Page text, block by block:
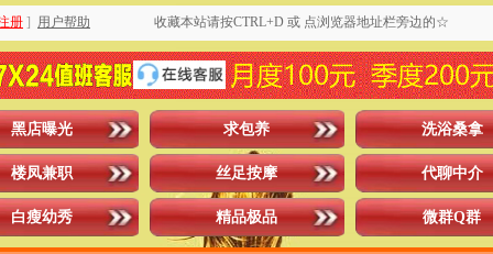
册 ] 用户帮助 收藏本站请按CTRL+D 或 点浏览器地址栏旁边的☆
黑店曝光 求包养 洗浴桑拿
楼凤兼职 丝足按摩 代聊中介
白瘦幼秀 精品极品 微群Q群